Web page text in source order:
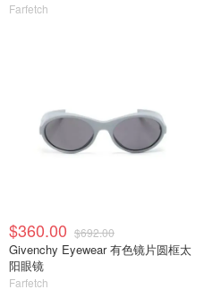
Farfetch
$360.00 $692.00
Givenchy Eyewear 有色镜片圆框太
阳眼镜
Farfetch